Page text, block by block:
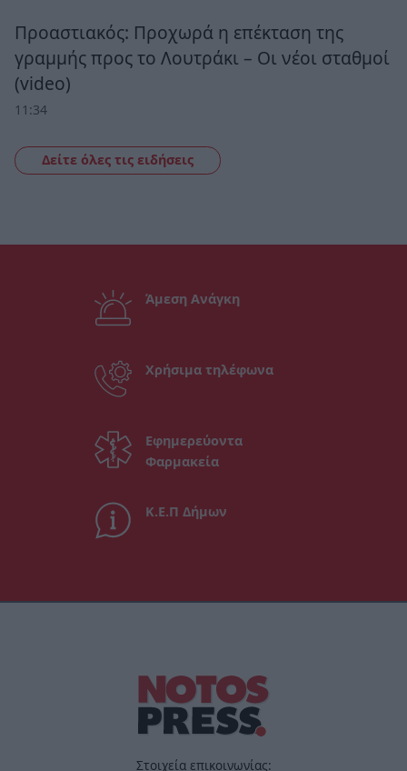
Προαστιακός: Προχωρά η επέκταση της
γραμμής προς το Λουτράκι – Οι νέοι σταθμοί
(video)
11:34
Δείτε όλες τις ειδήσεις
Άμεση Ανάγκη
Χρήσιμα τηλέφωνα
Εφημερεύοντα
Φαρμακεία
Κ.Ε.Π Δήμων
Στοιχεία επικοινωνίας: